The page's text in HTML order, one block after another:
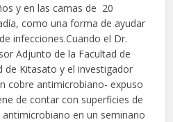
y en las camas de 20
como una forma de ayudar
infecciones.Cuando el Dr.
Adjunto de la Facultad de
de Kitasato y el investigador
cobre antimicrobiano- expuso
de contar con superficies de
en un seminario